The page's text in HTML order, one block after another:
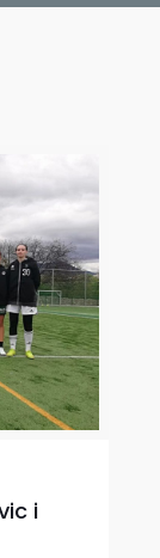
i